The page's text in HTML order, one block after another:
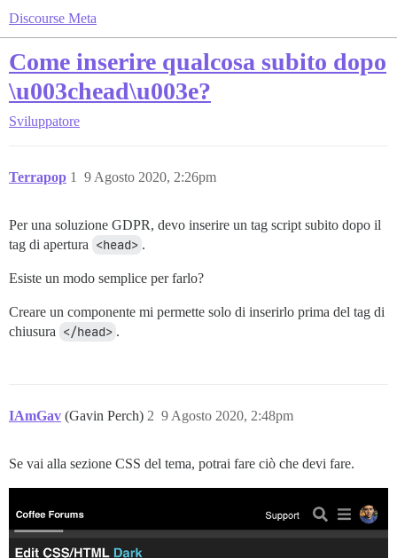
Discourse Meta
Come inserire qualcosa subito dopo
\u003chead\u003e?
Sviluppatore
Terrapop 9 Agosto 2020, 2:26pm
1
Per una soluzione GDPR, devo inserire un tag script subito dopo il
tag di apertura <head> .
Esiste un modo semplice per farlo?
Creare un componente mi permette solo di inserirlo prima del tag di
chiusura </head> .
IAmGav (Gavin Perch) 9 Agosto 2020, 2:48pm
2
Se vai alla sezione CSS del tema, potrai fare ciò che devi fare.